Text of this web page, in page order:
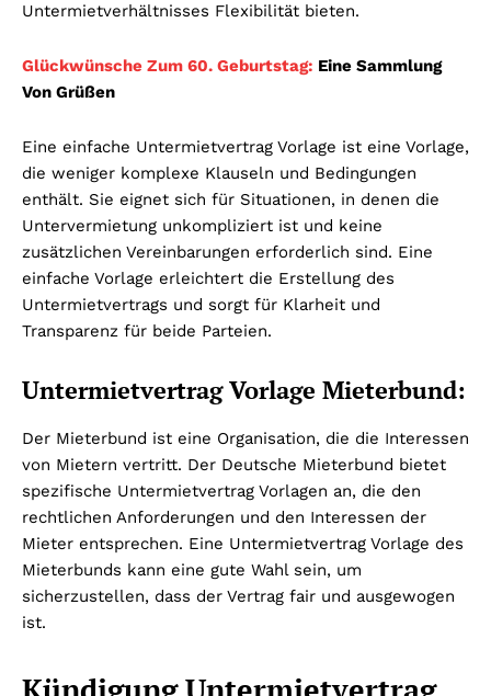
Untermietverhältnisses Flexibilität bieten.
Glückwünsche Zum 60. Geburtstag: Eine Sammlung
Von Grüßen
Eine einfache Untermietvertrag Vorlage ist eine Vorlage,
die weniger komplexe Klauseln und Bedingungen
enthält. Sie eignet sich für Situationen, in denen die
Untervermietung unkompliziert ist und keine
zusätzlichen Vereinbarungen erforderlich sind. Eine
einfache Vorlage erleichtert die Erstellung des
Untermietvertrags und sorgt für Klarheit und
Transparenz für beide Parteien.
Untermietvertrag Vorlage Mieterbund:
Der Mieterbund ist eine Organisation, die die Interessen
von Mietern vertritt. Der Deutsche Mieterbund bietet
spezifische Untermietvertrag Vorlagen an, die den
rechtlichen Anforderungen und den Interessen der
Mieter entsprechen. Eine Untermietvertrag Vorlage des
Mieterbunds kann eine gute Wahl sein, um
sicherzustellen, dass der Vertrag fair und ausgewogen
ist.